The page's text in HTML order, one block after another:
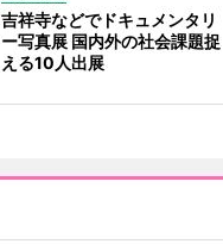
吉祥寺などでドキュメンタリ
ー写真展 国内外の社会課題捉
える10人出展